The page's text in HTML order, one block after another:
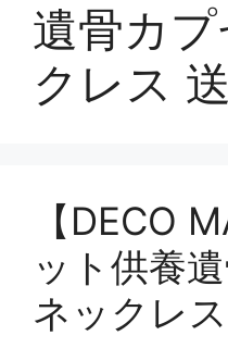
遺骨カ
クレス
【DECO
ット供養
ネックレ